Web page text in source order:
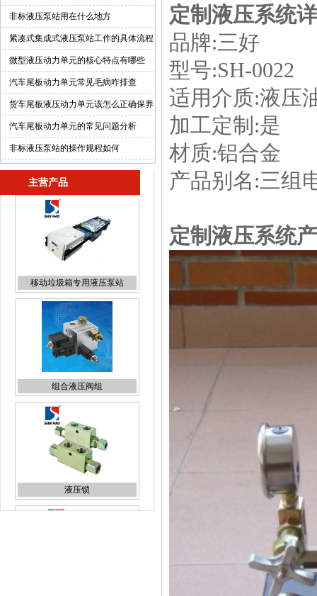
非标液压泵站用在什么地方
紧凑式集成式液压泵站工作的具体流程
微型液压动力单元的核心特点有哪些
汽车尾板动力单元常见毛病咋排查
货车尾板液压动力单元该怎么正确保养
汽车尾板动力单元的常见问题分析
非标液压泵站的操作规程如何
主营产品
组合液压阀组
液压锁
插装电磁阀
定制液压系统
品牌:三好
型号:SH-
适用介质:液
加工定制:
材质:铝合金
产品别名:三组
定制液压系统